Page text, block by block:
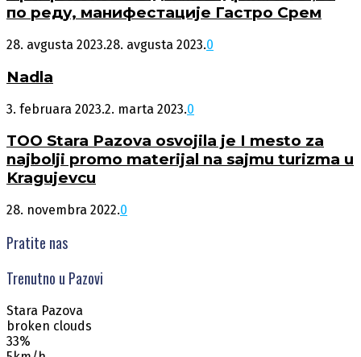
по реду, манифестације Гастро Срем
28. avgusta 2023.28. avgusta 2023.0
Nadla
3. februara 2023.2. marta 2023.0
TOO Stara Pazova osvojila je I mesto za
najbolji promo materijal na sajmu turizma u
Kragujevcu
28. novembra 2022.0
Pratite nas
Trenutno u Pazovi
Stara Pazova
broken clouds
33%